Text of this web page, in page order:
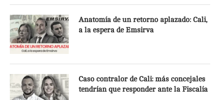
Anatomía de un retorno aplazado: Cali,
a la espera de Emsirva
Caso contralor de Cali: más concejales
tendrían que responder ante la Fiscalía